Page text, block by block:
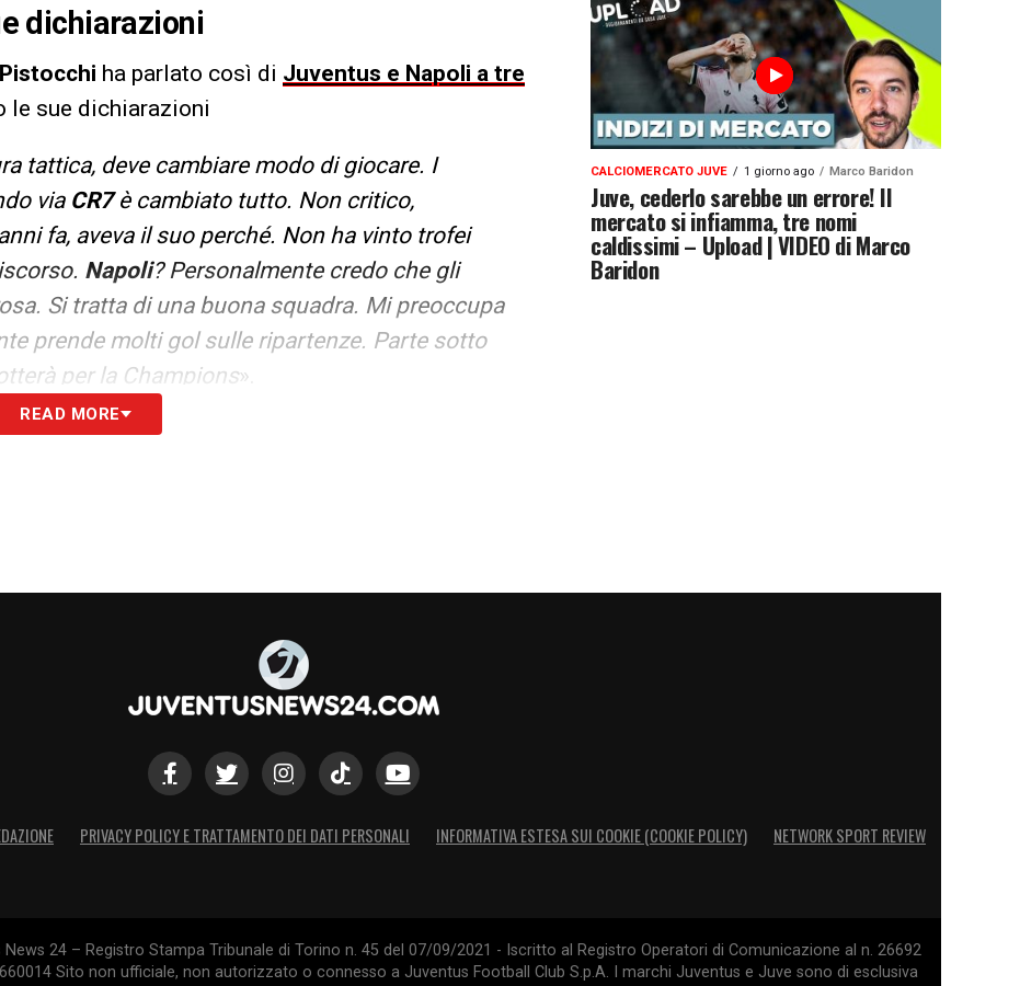
dichiarazioni
Pistocchi ha parlato così di Juventus e Napoli a tre
le sue dichiarazioni
tattica, deve cambiare modo di giocare. I
via CR7è cambiato tutto. Non critico,
fa, aveva il suo perché. Non ha vinto trofei
Napoli? Personalmente credo che gli
Si tratta di una buona squadra. Mi preoccupa
prende molti gol sulle ripartenze. Parte sotto
per la Champions».
READ MORE
CALCIOMERCATO JUVE 1 giorno ago Marco Baridon
Juve, cederlo sarebbe un errore! Il
mercato si infiamma, tre nomi
caldissimi – Upload | VIDEO di Marco
Baridon
PRIVACY POLICY E TRATTAMENTO DEI DATI PERSONALI INFORMATIVA ESTESA SUI COOKIE (COOKIE POLICY) NETWORK SPORT REVIEW
24 – Registro Stampa Tribunale di Torino n. 45 del 07/09/2021 - Iscritto al Registro Operatori di Comunicazione al n. 26692
Sito non ufficiale, non autorizzato o connesso a Juventus Football Club S.p.A. I marchi Juventus e Juve sono di esclusiva